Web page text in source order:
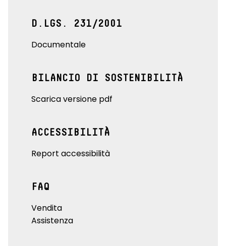
D.LGS. 231/2001
Documentale
BILANCIO DI SOSTENIBILITÀ
Scarica versione pdf
ACCESSIBILITÀ
Report accessibilità
FAQ
Vendita
Assistenza